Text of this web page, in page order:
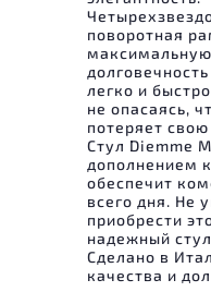
поворотная
легко и
не опасаясь,
потеряет
Стул Diemme
дополнением
обеспечит
всего дня. Не
приобрести
надежный
Сделано в
качества и